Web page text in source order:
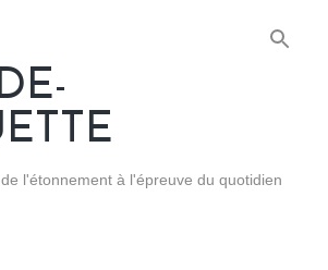
l'étonnement à l'épreuve du quotidien